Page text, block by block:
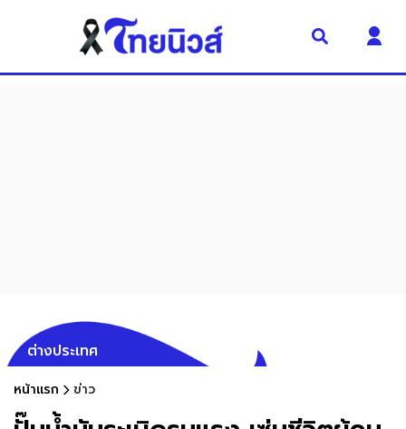
ต่างประเทศ
หน้าแรก ข่าว